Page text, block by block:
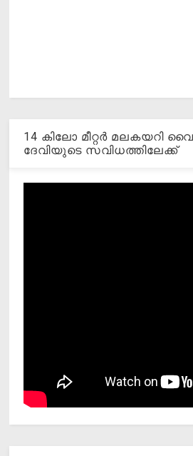
14 കിലോ മീറ്റര്‍ മലകയറി
ദേവിയുടെ സവിധത്തിലേക്ക്